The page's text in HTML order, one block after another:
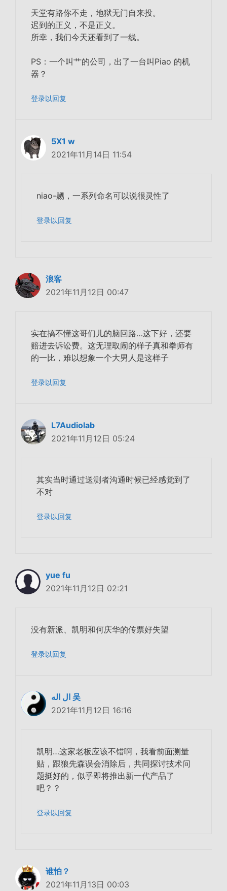
天堂有路你不走，地狱无门自来投。
迟到的正义，不是正义。
所幸，我们今天还看到了一线。
PS：一个叫艹的公司，出了一台叫Piao 的机
器？
登录以回复
5X1 w
2021年11月14日 11:54
niao-嬲，一系列命名可以说很灵性了
登录以回复
浪客
2021年11月12日 00:47
实在搞不懂这哥们儿的脑回路…这下好，还要
赔进去诉讼费。这无理取闹的样子真和拳师有
的一比，难以想象一个大男人是这样子
登录以回复
L7Audiolab
2021年11月12日 05:24
其实当时通过送测者沟通时候已经感觉到了
不对
登录以回复
yue fu
2021年11月12日 02:21
没有新派、凯明和何庆华的传票好失望
登录以回复
ال اله 吴
2021年11月12日 16:16
凯明…这家老板应该不错啊，我看前面测量
贴，跟狼先森误会消除后，共同探讨技术问
题挺好的，似乎即将推出新一代产品了
吧？？
登录以回复
谁怕？
2021年11月13日 00:03